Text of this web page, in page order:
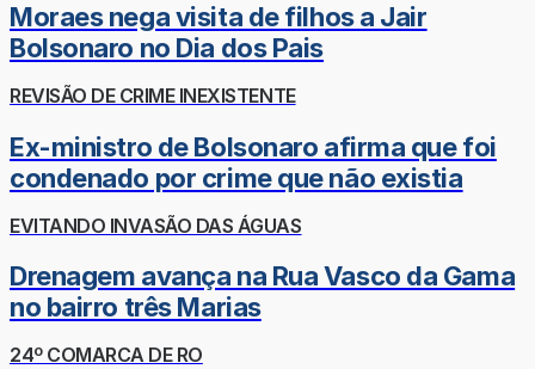
Moraes nega visita de filhos a Jair
Bolsonaro no Dia dos Pais
REVISÃO DE CRIME INEXISTENTE
Ex-ministro de Bolsonaro afirma que foi
condenado por crime que não existia
EVITANDO INVASÃO DAS ÁGUAS
Drenagem avança na Rua Vasco da Gama
no bairro três Marias
24º COMARCA DE RO